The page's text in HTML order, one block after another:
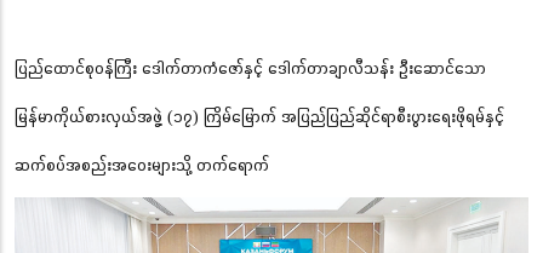
ပြည်ထောင်စုဝန်ကြီး ဒေါက်တာကံဇော်နှင့် ဒေါက်တာချာလီသန်း ဦးဆောင်သော
မြန်မာကိုယ်စားလှယ်အဖွဲ့ (၁၇) ကြိမ်မြောက် အပြည်ပြည်ဆိုင်ရာစီးပွားရေးဖိုရမ်နှင့်
ဆက်စပ်အစည်းအဝေးများသို့ တက်ရောက်